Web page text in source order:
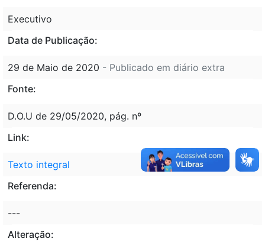
Executivo
Data de Publicação:
29 de Maio de 2020 - Publicado em diário extra
Fonte:
D.O.U de 29/05/2020, pág. nº
Link:
Texto integral
Referenda:
---
Alteração: